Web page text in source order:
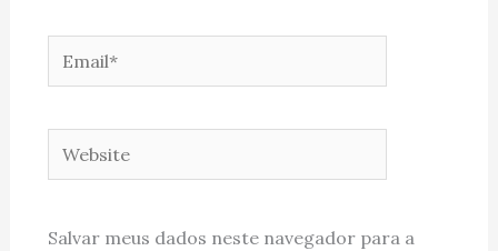
Email*
Website
Salvar meus dados neste navegador para a